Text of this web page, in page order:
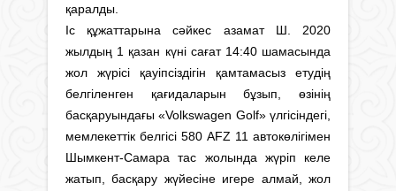
қаралды.
Іс құжаттарына сәйкес азамат Ш. 2020
жылдың 1 қазан күні сағат 14:40 шамасында
жол жүрісі қауіпсіздігін қамтамасыз етудің
белгіленген қағидаларын бұзып, өзінің
басқаруындағы «Volkswagen Golf» үлгісіндегі,
мемлекеттік белгісі 580 AFZ 11 автокөлігімен
Шымкент-Самара тас жолында жүріп келе
жатып, басқару жүйесіне игере алмай, жол